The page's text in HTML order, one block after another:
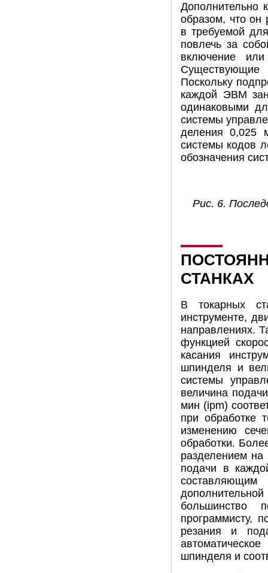
Дополнительно
образом, что
в требуемой
повлечь за
включение
Существующие
Поскольку
каждой ЭВМ
одинаковыми
системы
деления 0,025
системы кодов
обозначения
Рис. 6.
СТАНКАХ
В токарных
инструменте,
направлениях.
функцией
касания
шпинделя и
системы
величина
мин (ipm)
при обработке
изменению
обработки.
разделением на
подачи в
составляющим
большинство
программисту,
резания и
шпинделя и